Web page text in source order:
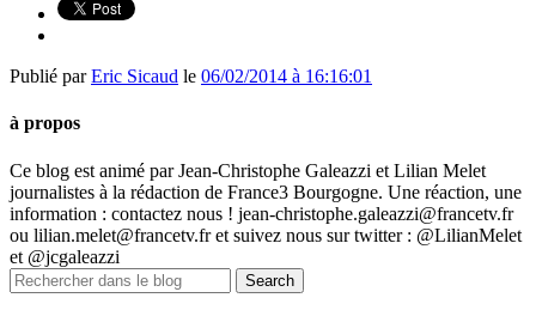
Publié parEric Sicaud le 06/02/2014 à 16:16:01
à propos
Ce blog est animé par Jean-Christophe Galeazzi et Lilian Melet
journalistes à la rédaction de France3 Bourgogne. Une réaction, une
information : contactez nous ! jean-christophe.galeazzi@francetv.fr
ou lilian.melet@francetv.fr et suivez nous sur twitter : @LilianMelet
et @jcgaleazzi